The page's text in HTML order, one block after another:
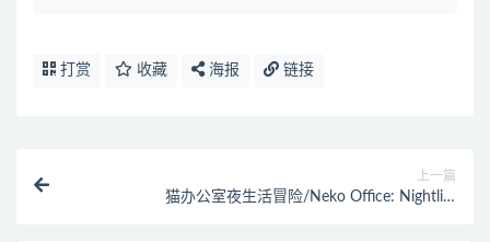
打赏 收藏 海报 链接
上一篇
猫办公室夜生活冒险/Neko Office: Nightlife